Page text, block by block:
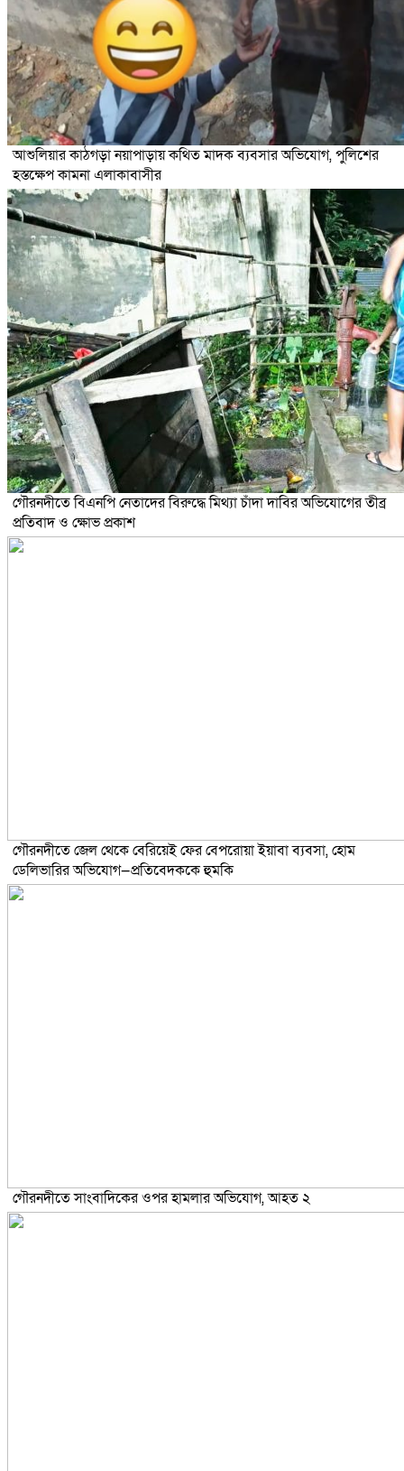
আশুলিয়ার কাঠগড়া নয়াপাড়ায় কথিত মাদক ব্যবসার অভিযোগ, পুলিশের
হস্তক্ষেপ কামনা এলাকাবাসীর
গৌরনদীতে বিএনপি নেতাদের বিরুদ্ধে মিথ্যা চাঁদা দাবির অভিযোগের তীব্র
প্রতিবাদ ও ক্ষোভ প্রকাশ
গৌরনদীতে জেল থেকে বেরিয়েই ফের বেপরোয়া ইয়াবা ব্যবসা, হোম
ডেলিভারির অভিযোগ—প্রতিবেদককে হুমকি
গৌরনদীতে সাংবাদিকের ওপর হামলার অভিযোগ, আহত ২